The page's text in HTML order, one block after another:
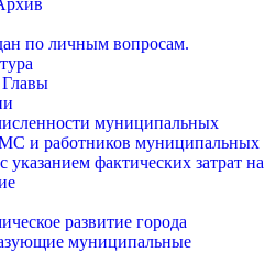
по личным вопросам.
Главы
муниципальных
и работников муниципальных
указанием фактических затрат на
развитие города
муниципальные